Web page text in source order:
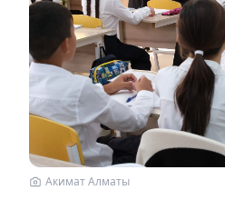
Акимат Алматы